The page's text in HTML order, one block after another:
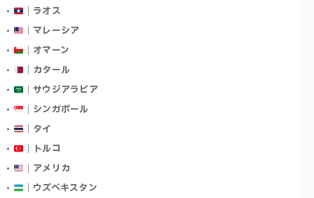
｜ラオス
｜マレーシア
｜オマーン
｜カタール
｜サウジアラビア
｜シンガポール
｜タイ
｜トルコ
｜アメリカ
｜ウズベキスタン